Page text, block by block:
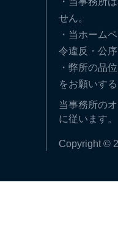
せん。
・当ホーム
令違反・公
・弊所の品
をお願いす
当事務所の
に従います。
Copyright ©